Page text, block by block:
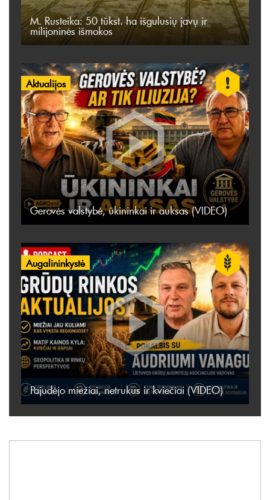
M. Rusteika: 50 tūkst. ha išgulusių javų ir
milijoninės išmokos
Aktualijos
Gerovės valstybė, ūkininkai ir auksas (VIDEO)
Augalininkystė
Pajudėjo miežiai, netrukus ir kviečiai (VIDEO)